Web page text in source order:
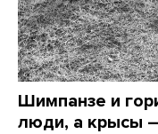
Шимпанзе и
люди, а крысы